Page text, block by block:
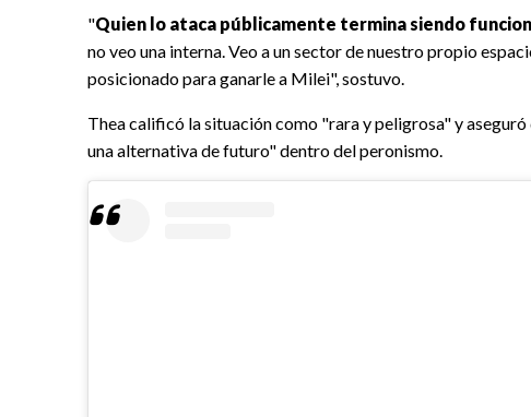
"Quien lo ataca públicamente termina siendo
no veo una interna. Veo a un sector de nuestro propio
posicionado para ganarle a Milei", sostuvo.
Thea calificó la situación como "rara y peligrosa" y
una alternativa de futuro" dentro del peronismo.